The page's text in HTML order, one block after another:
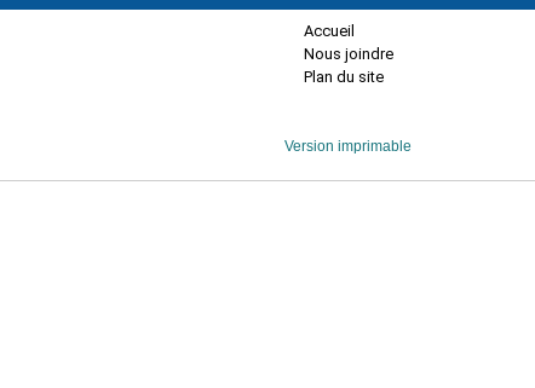
Accueil
Nous joindre
Plan du site
Version imprimable